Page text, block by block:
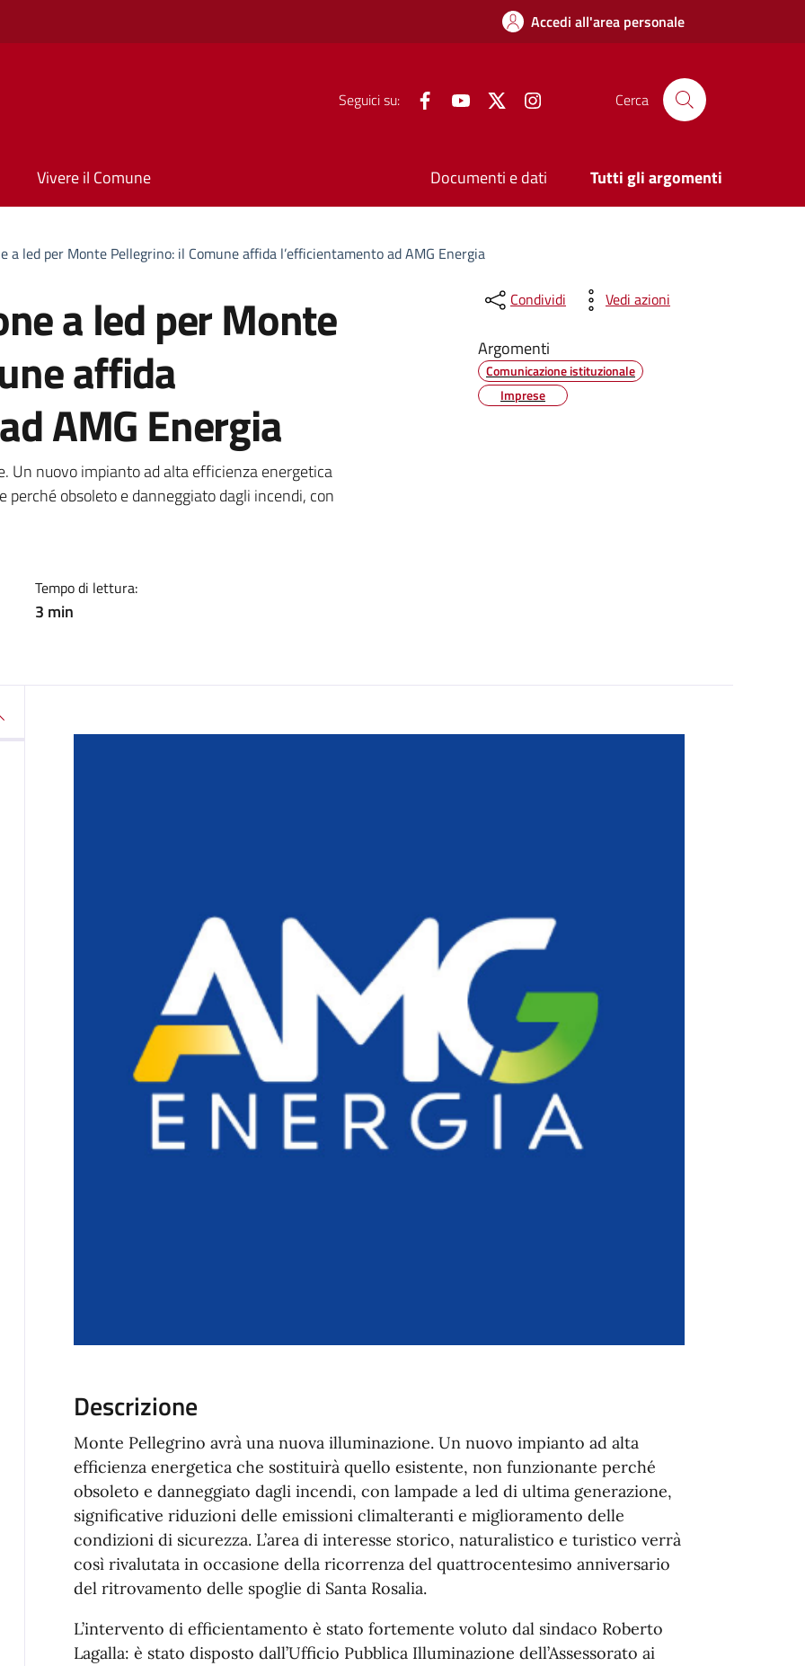
Accedi all'area personale
Seguici su: FacebookYouTube Twitter Cerca
Vivere il Comune Documenti e dati Tutti gli argomenti
a led per Monte Pellegrino: il Comune affida l’efficientamento ad AMG Energia
a led per Monte
affida
AMG Energia
Un nuovo impianto ad alta efficienza energetica
obsoleto e danneggiato dagli incendi, con
Tempo di lettura:
3 min
Condividi Vedi azioni
Argomenti
Comunicazione istituzionale
Imprese
Descrizione
Monte Pellegrino avrà una nuova illuminazione. Un nuovo impianto ad alta
efficienza energetica che sostituirà quello esistente, non funzionante perché
obsoleto e danneggiato dagli incendi, con lampade a led di ultima generazione,
significative riduzioni delle emissioni climalteranti e miglioramento delle
condizioni di sicurezza. L’area di interesse storico, naturalistico e turistico verrà
così rivalutata in occasione della ricorrenza del quattrocentesimo anniversario
del ritrovamento delle spoglie di Santa Rosalia.
L’intervento di efficientamento è stato fortemente voluto dal sindaco Roberto
Lagalla: è stato disposto dall’Ufficio Pubblica Illuminazione dell’Assessorato ai